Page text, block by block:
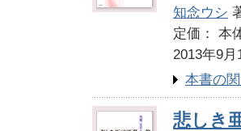
知念ウシ
定価：
2013年9月
本書の
悲しき